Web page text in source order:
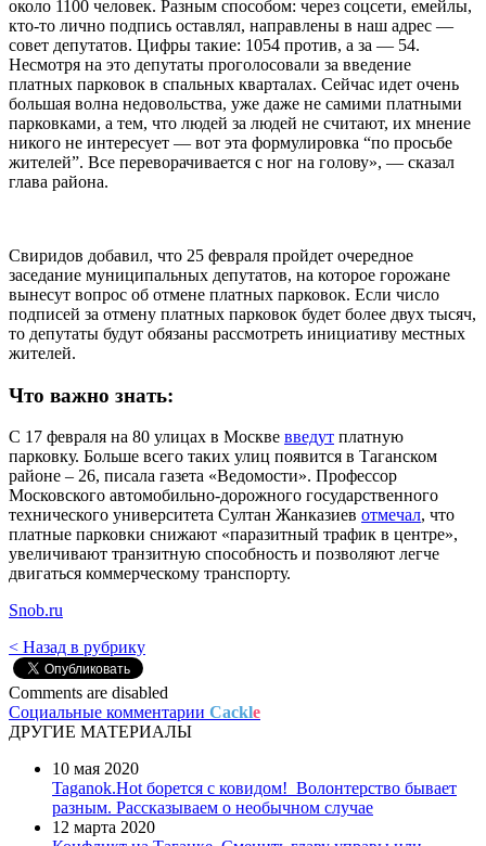
около 1100 человек. Разным способом: через соцсети, емейлы,
кто-то лично подпись оставлял, направлены в наш адрес —
совет депутатов. Цифры такие: 1054 против, а за — 54.
Несмотря на это депутаты проголосовали за введение
платных парковок в спальных кварталах. Сейчас идет очень
большая волна недовольства, уже даже не самими платными
парковками, а тем, что людей за людей не считают, их мнение
никого не интересует — вот эта формулировка “по просьбе
жителей”. Все переворачивается с ног на голову», — сказал
глава района.
Свиридов добавил, что 25 февраля пройдет очередное
заседание муниципальных депутатов, на которое горожане
вынесут вопрос об отмене платных парковок. Если число
подписей за отмену платных парковок будет более двух тысяч,
то депутаты будут обязаны рассмотреть инициативу местных
жителей.
Что важно знать:
С 17 февраля на 80 улицах в Москве введут платную
парковку. Больше всего таких улиц появится в Таганском
районе – 26, писала газета «Ведомости». Профессор
Московского автомобильно-дорожного государственного
технического университета Султан Жанказиев отмечал, что
платные парковки снижают «паразитный трафик в центре»,
увеличивают транзитную способность и позволяют легче
двигаться коммерческому транспорту.
Snob.ru
< Назад в рубрику
Comments are disabled
Социальные комментарии Cackle
ДРУГИЕ МАТЕРИАЛЫ
10 мая 2020
Taganok.Hot борется с ковидом! Волонтерство бывает
разным. Рассказываем о необычном случае
12 марта 2020